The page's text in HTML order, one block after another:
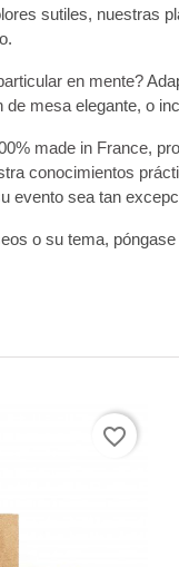
sutiles, nuestras
en mente?
de mesa elegante, o
made in France,
conocimientos
evento sea tan
o su tema,
favorite_border